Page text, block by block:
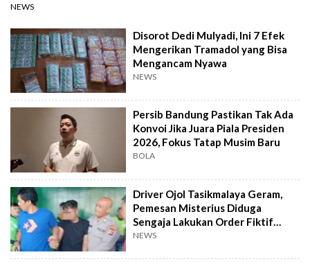
NEWS
Disorot Dedi Mulyadi, Ini 7 Efek
Mengerikan Tramadol yang Bisa
Mengancam Nyawa
NEWS
Persib Bandung Pastikan Tak Ada
Konvoi Jika Juara Piala Presiden
2026, Fokus Tatap Musim Baru
BOLA
Driver Ojol Tasikmalaya Geram,
Pemesan Misterius Diduga
Sengaja Lakukan Order Fiktif
Berulang
NEWS